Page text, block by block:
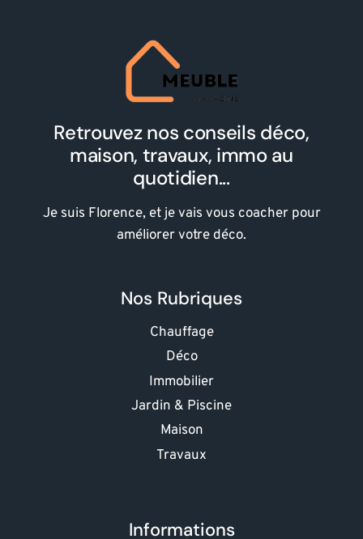
Retrouvez nos conseils déco,
maison, travaux, immo au
quotidien...
Je suis Florence, et je vais vous coacher pour
améliorer votre déco.
Nos Rubriques
Chauffage
Déco
Immobilier
Jardin & Piscine
Maison
Travaux
Informations